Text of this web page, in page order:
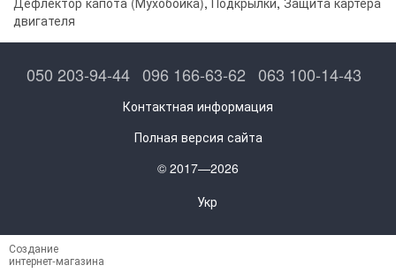
двигателя
050 203-94-44 096 166-63-62 063 100-14-43
Контактная информация
Полная версия сайта
© 2017—2026
Укр
Создание
интернет-магазина